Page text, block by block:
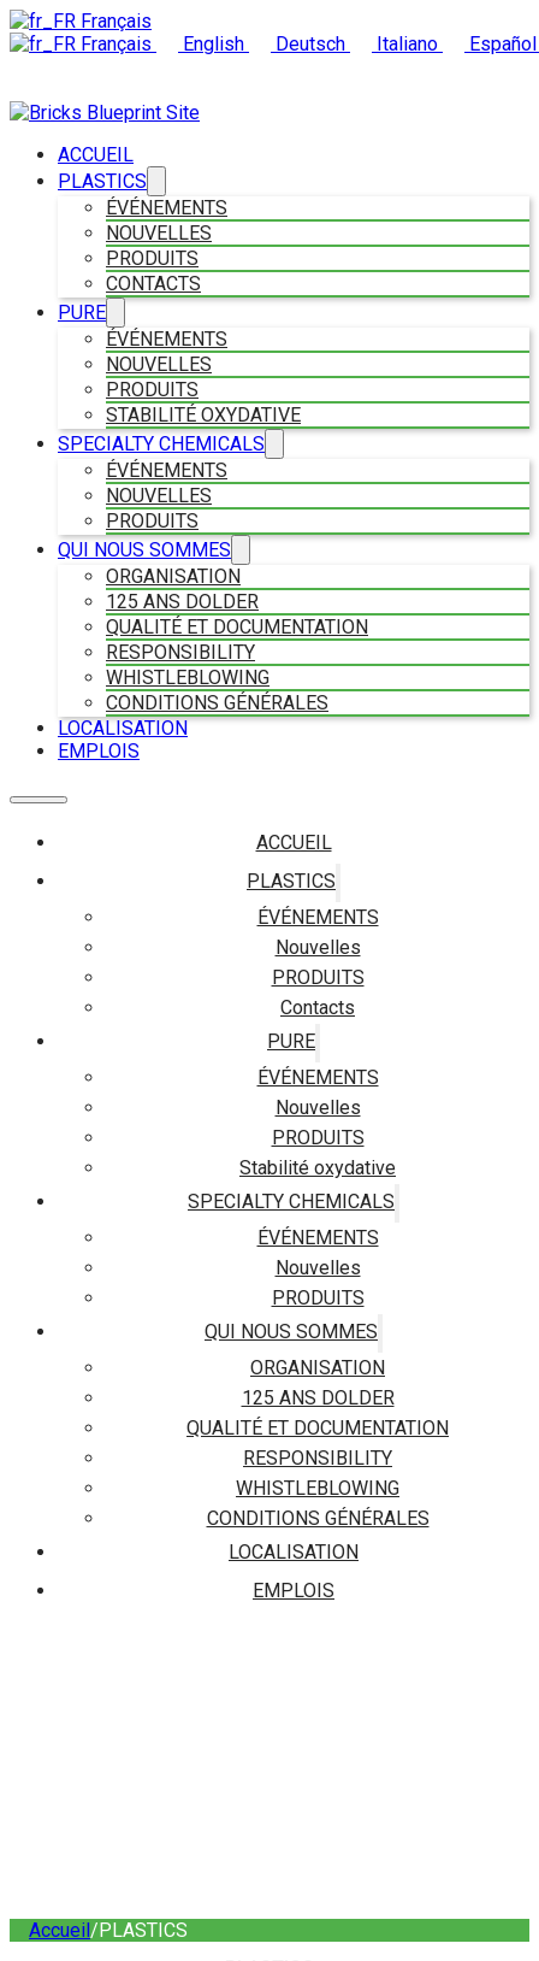
Français
Français
English Deutsch Italiano
ACCUEIL
PLASTICS
ÉVÉNEMENTS
NOUVELLES
PRODUITS
CONTACTS
PURE
ÉVÉNEMENTS
NOUVELLES
PRODUITS
STABILITÉ OXYDATIVE
SPECIALTY CHEMICALS
ÉVÉNEMENTS
NOUVELLES
PRODUITS
QUI NOUS SOMMES
ORGANISATION
125 ANS DOLDER
QUALITÉ ET DOCUMENTATION
RESPONSIBILITY
WHISTLEBLOWING
CONDITIONS GÉNÉRALES
LOCALISATION
EMPLOIS
ACCUEIL
PLASTICS
ÉVÉNEMENTS
Nouvelles
PRODUITS
Contacts
PURE
ÉVÉNEMENTS
Nouvelles
PRODUITS
Stabilité oxydative
SPECIALTY CHEMICALS
ÉVÉNEMENTS
Nouvelles
PRODUITS
QUI NOUS SOMMES
ORGANISATION
125 ANS DOLDER
QUALITÉ ET DOCUMENTATION
RESPONSIBILITY
WHISTLEBLOWING
CONDITIONS GÉNÉRALES
LOCALISATION
EMPLOIS
Accueil/PLASTICS